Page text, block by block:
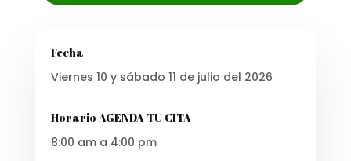
Fecha
Viernes 10 y sábado 11 de julio del 2026
Horario AGENDA TU CITA
8:00 am a 4:00 pm